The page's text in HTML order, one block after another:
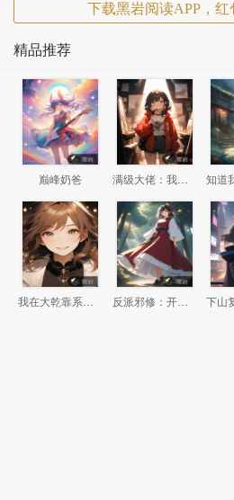
下载黑岩阅读APP，
精品推荐
巅峰奶爸 满级大佬：我竟然回了新手村
我在大乾靠系统偷偷无敌 反派邪修：开局我是瘸腿老头